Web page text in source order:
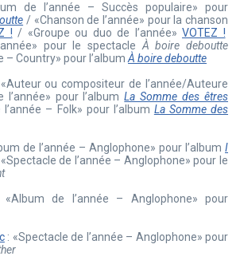
de l’année – Succès populaire» pour
/ «Chanson de l’année» pour la chanson
! / «Groupe ou duo de l’année» VOTEZ !
pour le spectacle À boire deboutte
– Country» pour l’albumÀ boiredeboutte
ou compositeur de l’année/Auteure
l’année» pour l’albumLa Somme des êtres
– Folk» pour l’album La Somme des
de l’année – Anglophone» pour l’album I
de l’année – Anglophone» pour le
de l’année – Anglophone» pour
: «Spectacle de l’année – Anglophone» pour